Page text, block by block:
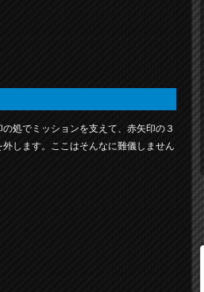
の処でミッションを支えて、赤矢印の３
外します。ここはそんなに難儀しません